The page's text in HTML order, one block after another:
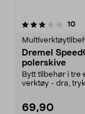
10
Dremel
polerskive
Bytt tilbehør i tre
verktøy - dra,
69,90
4.5av 5